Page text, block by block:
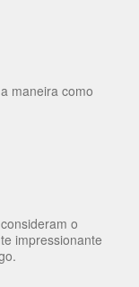
maneira como
o
impressionante